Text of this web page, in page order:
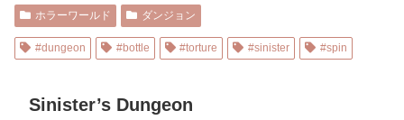
ホラーワールド ダンジョン
#dungeon #bottle #torture #sinister #spin
Sinister’s Dungeon